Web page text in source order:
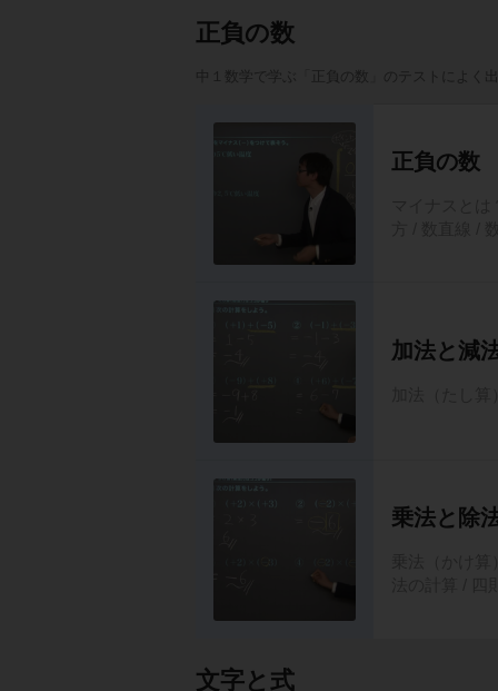
正負の数
中１数学で学ぶ「正負の数」のテストによく
正負の数
加法と減
乗法と除
文字と式